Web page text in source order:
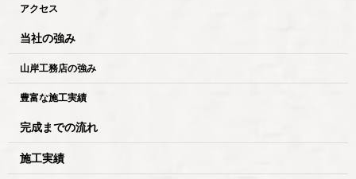
アクセス
当社の強み
山岸工務店の強み
豊富な施工実績
完成までの流れ
施工実績